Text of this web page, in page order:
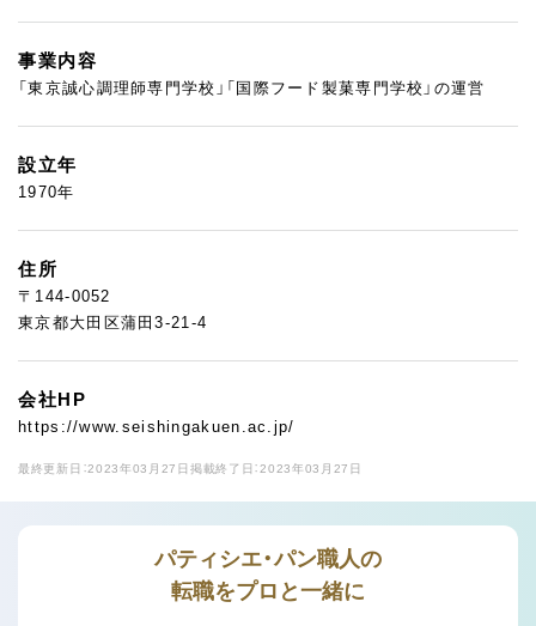
事業内容
「東京誠心調理師専門学校」「国際フード製菓専門学校」の運営
設立年
1970年
住所
〒144-0052
東京都大田区蒲田3-21-4
会社HP
https://www.seishingakuen.ac.jp/
最終更新日：2023年03月27日 掲載終了日：2023年03月27日
パティシエ・パン職人の
転職をプロと一緒に